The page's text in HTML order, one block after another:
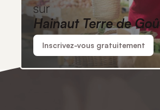
sur
Hainaut Terre de
Inscrivez-vous gratuitement